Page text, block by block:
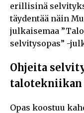
erillisinä
täydentää näin
julkaisemaa
selvitysopas” -
Ohjeita
talotekniikan
Opas koostuu